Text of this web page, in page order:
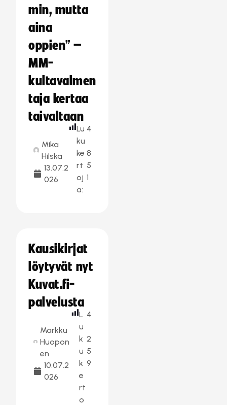
min, mutta
aina
oppien” –
MM-
kultavalmen
taja kertaa
taivaltaan
Mika
Hilska
13.07.2
026
Lu
ku
ke
rt
oj
a:
4
8
5
1
Kausikirjat
löytyvät nyt
Kuvat.fi-
palvelusta
Markku
Huopon
en
10.07.2
026
L
u
k
u
k
e
rt
o
4
2
5
9